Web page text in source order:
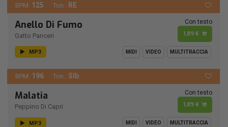
BPM: 125 Ton.: RE
Anello Di Fumo
Gatto Panceri
Con testo
1,89 €
MP3 MIDI VIDEO MULTITRACCIA
BPM: 196 Ton.: SIb
Malatia
Peppino Di Capri
Con testo
1,89 €
MP3 MIDI VIDEO MULTITRACCIA